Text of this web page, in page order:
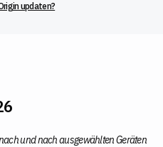
updaten?
und nach ausgewählten Geräten